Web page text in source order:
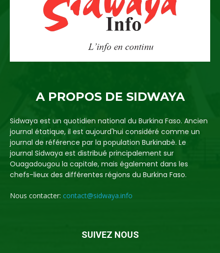
A PROPOS DE SIDWAYA
Sidwaya est un quotidien national du Burkina Faso. Ancien
journal étatique, il est aujourd'hui considéré comme un
journal de référence par la population Burkinabè. Le
journal Sidwaya est distribué principalement sur
Ouagadougou la capitale, mais également dans les
chefs-lieux des différentes régions du Burkina Faso.
Nous contacter: contact@sidwaya.info
SUIVEZ NOUS